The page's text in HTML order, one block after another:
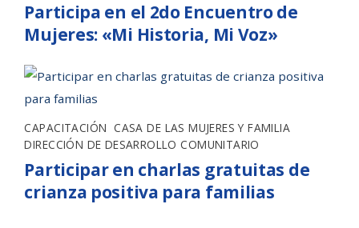
Participa en el 2do Encuentro de
Mujeres: «Mi Historia, Mi Voz»
CAPACITACIÓN ,CASA DE LAS MUJERES Y FAMILIA
DIRECCIÓN DE DESARROLLO COMUNITARIO
Participar en charlas gratuitas de
crianza positiva para familias